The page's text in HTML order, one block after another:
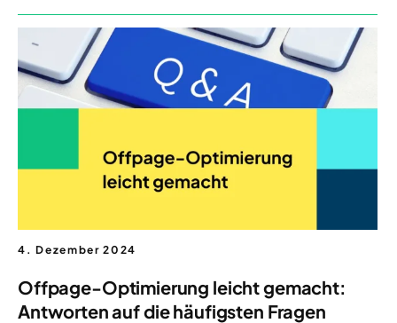
4. Dezember 2024
Offpage-Optimierung leicht gemacht:
Antworten auf die häufigsten Fragen